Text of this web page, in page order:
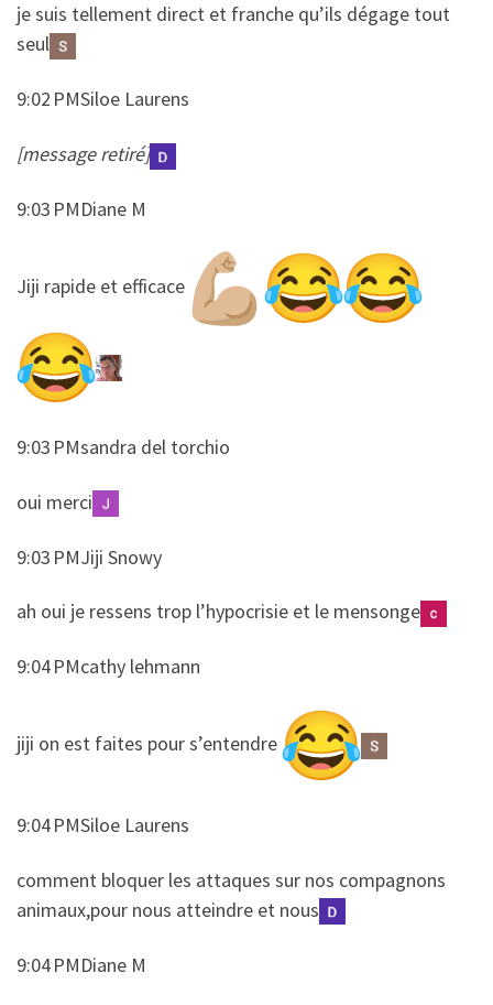
je suis tellement direct et franche qu’ils dégage tout
seul
9:02 PMSiloe Laurens
[message retiré]
9:03 PMDiane M
​​Jiji rapide et efficace
9:03 PMsandra del torchio
​​oui merci
9:03 PMJiji Snowy
​​ah oui je ressens trop l’hypocrisie et le mensonge
9:04 PMcathy lehmann
​​jiji on est faites pour s’entendre
9:04 PMSiloe Laurens
​​comment bloquer les attaques sur nos compagnons
animaux,pour nous atteindre et nous
9:04 PMDiane M